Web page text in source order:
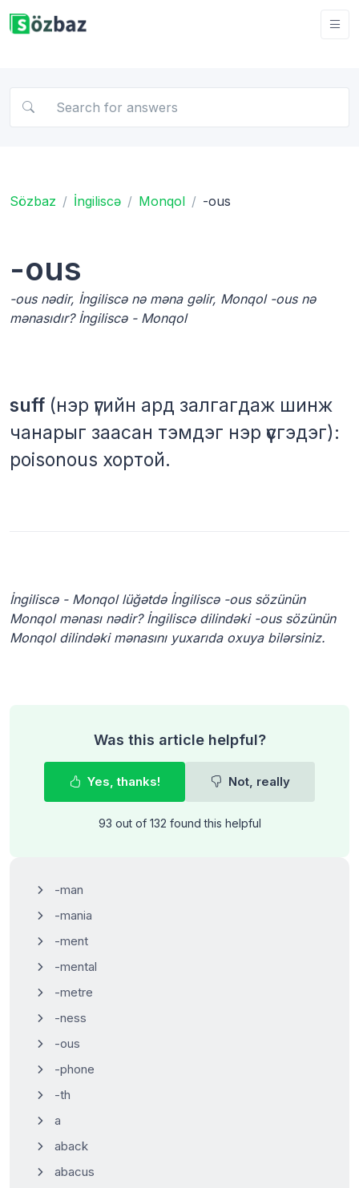
Sözbaz İngiliscə Monqol -ous
-ous
-ous nədir, İngiliscə nə məna gəlir, Monqol -ous nə
mənasıdır? İngiliscə - Monqol
suff (нэр үгийн ард залгагдаж шинж
чанарыг заасан тэмдэг нэр үүсгэдэг):
poisonous хортой.
İngiliscə - Monqol lüğətdə İngiliscə -ous sözünün
Monqol mənası nədir? İngiliscə dilindəki -ous sözünün
Monqol dilindəki mənasını yuxarıda oxuya bilərsiniz.
Was this article helpful?
Yes, thanks! Not, really
93 out of 132 found this helpful
-man
-mania
-ment
-mental
-metre
-ness
-ous
-phone
-th
a
aback
abacus